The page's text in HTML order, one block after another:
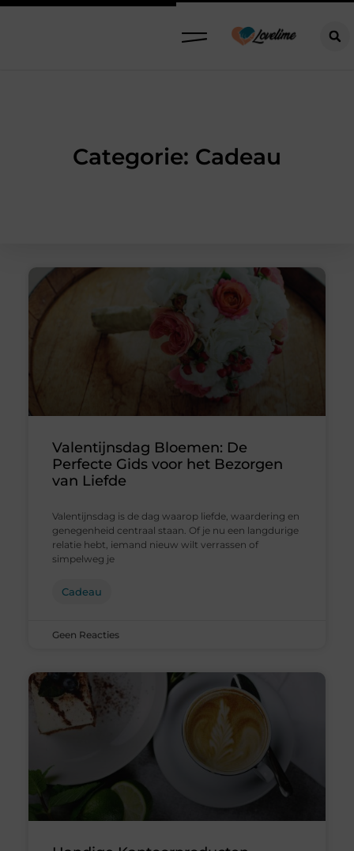
Categorie: Cadeau
Valentijnsdag Bloemen: De
Perfecte Gids voor het Bezorgen
van Liefde
Valentijnsdag is de dag waarop liefde, waardering en
genegenheid centraal staan. Of je nu een langdurige
relatie hebt, iemand nieuw wilt verrassen of
simpelweg je
Cadeau
Geen Reacties